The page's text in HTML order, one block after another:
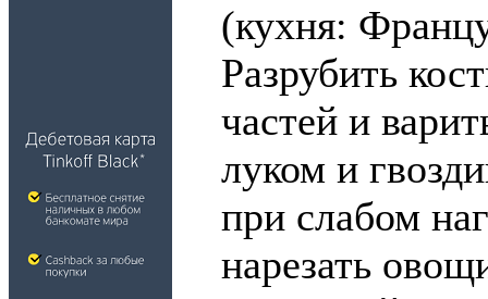
(кухня:
Разрубить
частей и
луком и
при слабом
нарезать